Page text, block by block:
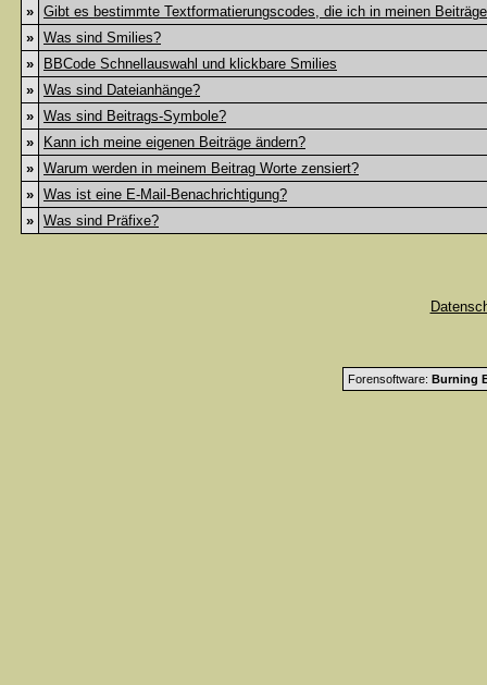
» Gibt es bestimmte Textformatierungscodes, die ich in meinen
» Was sind Smilies?
»
BBCode Schnellauswahl und klickbare Smilies
» Was sind Dateianhänge?
» Was sind Beitrags-Symbole?
»
Kann ich meine eigenen Beiträge ändern?
» Warum werden in meinem Beitrag Worte zensiert?
» Was ist eine E-Mail-Benachrichtigung?
» Was sind Präfixe?
Forensoftware: Burning